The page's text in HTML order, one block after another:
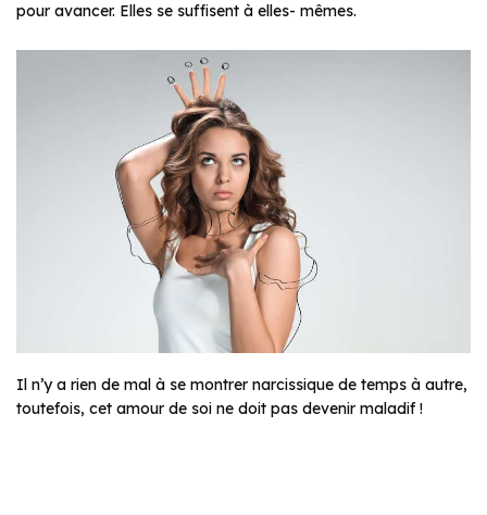
pour avancer. Elles se suffisent à elles- mêmes.
Il n’y a rien de mal à se montrer narcissique de temps à autre,
toutefois, cet amour de soi ne doit pas devenir maladif !